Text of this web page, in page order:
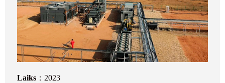
Laiks ：2023